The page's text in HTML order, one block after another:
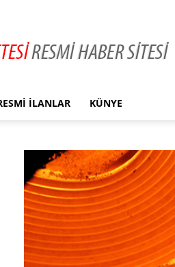
İLANLAR KÜNYE